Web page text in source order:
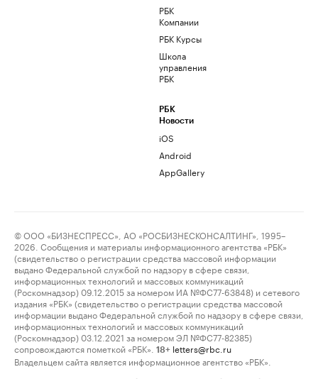
РБК
Компании
РБК Курсы
Школа
управления
РБК
РБК
Новости
iOS
Android
AppGallery
© ООО «БИЗНЕСПРЕСС», АО «РОСБИЗНЕСКОНСАЛТИНГ», 1995–
2026. Сообщения и материалы информационного агентства «РБК»
(свидетельство о регистрации средства массовой информации
выдано Федеральной службой по надзору в сфере связи,
информационных технологий и массовых коммуникаций
(Роскомнадзор) 09.12.2015 за номером ИА №ФС77-63848) и сетевого
издания «РБК» (свидетельство о регистрации средства массовой
информации выдано Федеральной службой по надзору в сфере связи,
информационных технологий и массовых коммуникаций
(Роскомнадзор) 03.12.2021 за номером ЭЛ №ФС77-82385)
сопровождаются пометкой «РБК».
18+ letters@rbc.ru
Владельцем сайта является информационное агентство «РБК».